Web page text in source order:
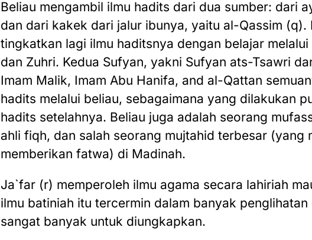
Beliau mengambil ilmu hadits dari dua sumber: dari
dan dari kakek dari jalur ibunya, yaitu al-Qassim (q).
tingkatkan lagi ilmu haditsnya dengan belajar
dan Zuhri. Kedua Sufyan, yakni Sufyan ats-Tsawri
Imam Malik, Imam Abu Hanifa, and al-Qattan
hadits melalui beliau, sebagaimana yang dilakukan
hadits setelahnya. Beliau juga adalah seorang
ahli fiqh, dan salah seorang mujtahid terbesar (yang
memberikan fatwa) di Madinah.
Ja`far (r) memperoleh ilmu agama secara lahiriah
ilmu batiniah itu tercermin dalam banyak
sangat banyak untuk diungkapkan.